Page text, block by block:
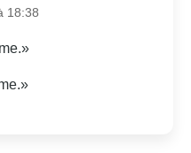
18:38